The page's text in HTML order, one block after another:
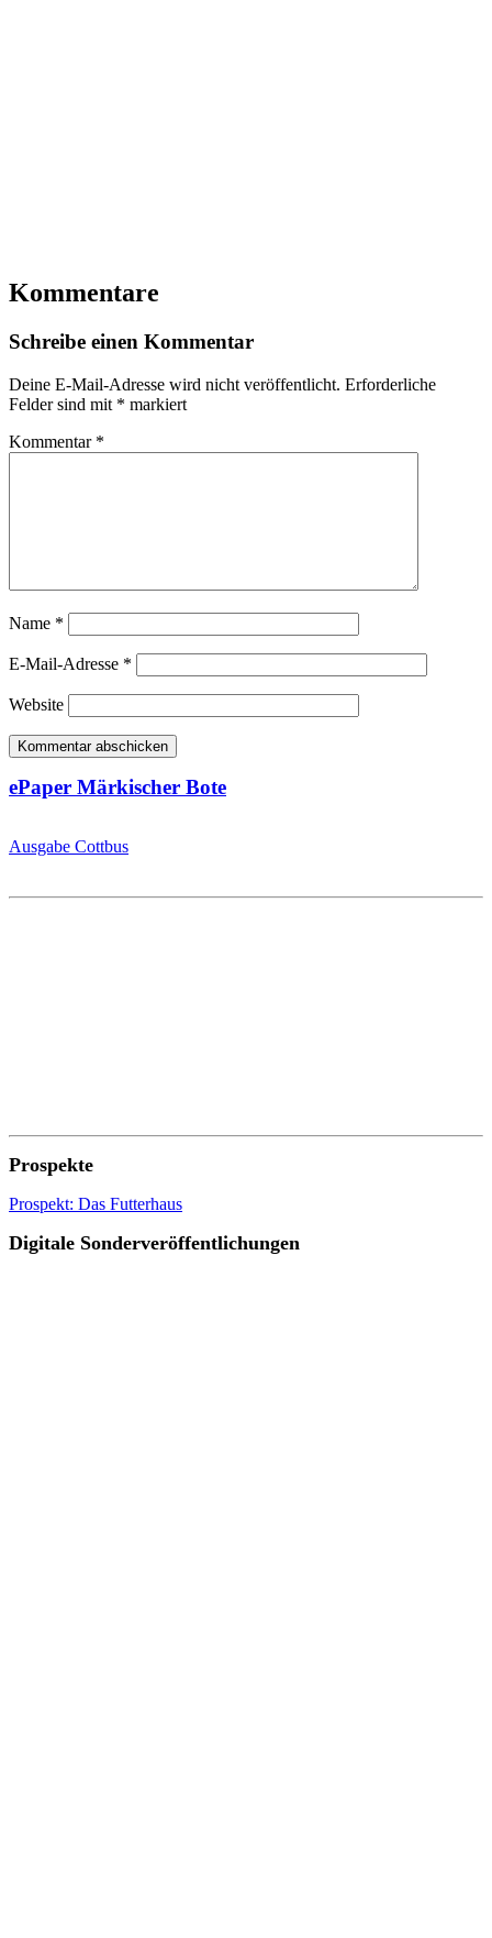
Kommentare
Schreibe einen Kommentar
Deine E-Mail-Adresse wird nicht veröffentlicht. Erforderliche
Felder sind mit * markiert
Kommentar *
Name *
E-Mail-Adresse *
Website
ePaper Märkischer Bote
Ausgabe Cottbus
Prospekte
Prospekt: Das Futterhaus
Digitale Sonderveröffentlichungen